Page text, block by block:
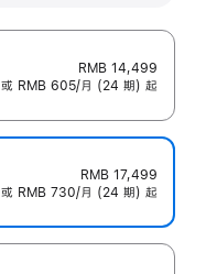
RMB 14,499
或 RMB 605/月 (24 期) 起
RMB 17,499
或 RMB 730/月 (24 期) 起